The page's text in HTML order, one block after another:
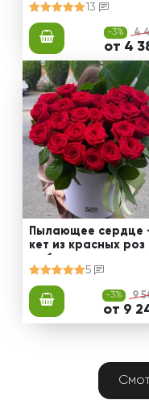
13
-3% 4
от 4
Пылающее сердце
кет из красных роз
робке
5
-3% 9
от 9